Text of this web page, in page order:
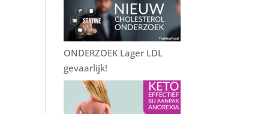
ONDERZOEK Lager LDL
gevaarlijk!